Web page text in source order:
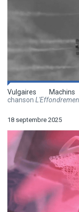
Vulgaires Machins
chanson
18 septembre 2025